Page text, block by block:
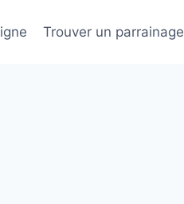
Trouver un parrainage